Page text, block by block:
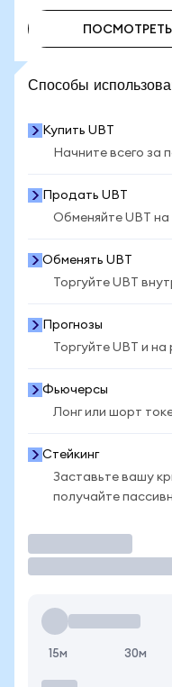
Способы
Купить UBT
Начните всего за
Продать UBT
Обменяйте UBT на
Обменять UBT
Торгуйте UBT
Прогнозы
Торгуйте UBT и
Фьючерсы
Лонг или шорт
Стейкинг
Заставьте вашу
получайте
15м 30м